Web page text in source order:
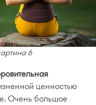
6
ценностью
Очень большое